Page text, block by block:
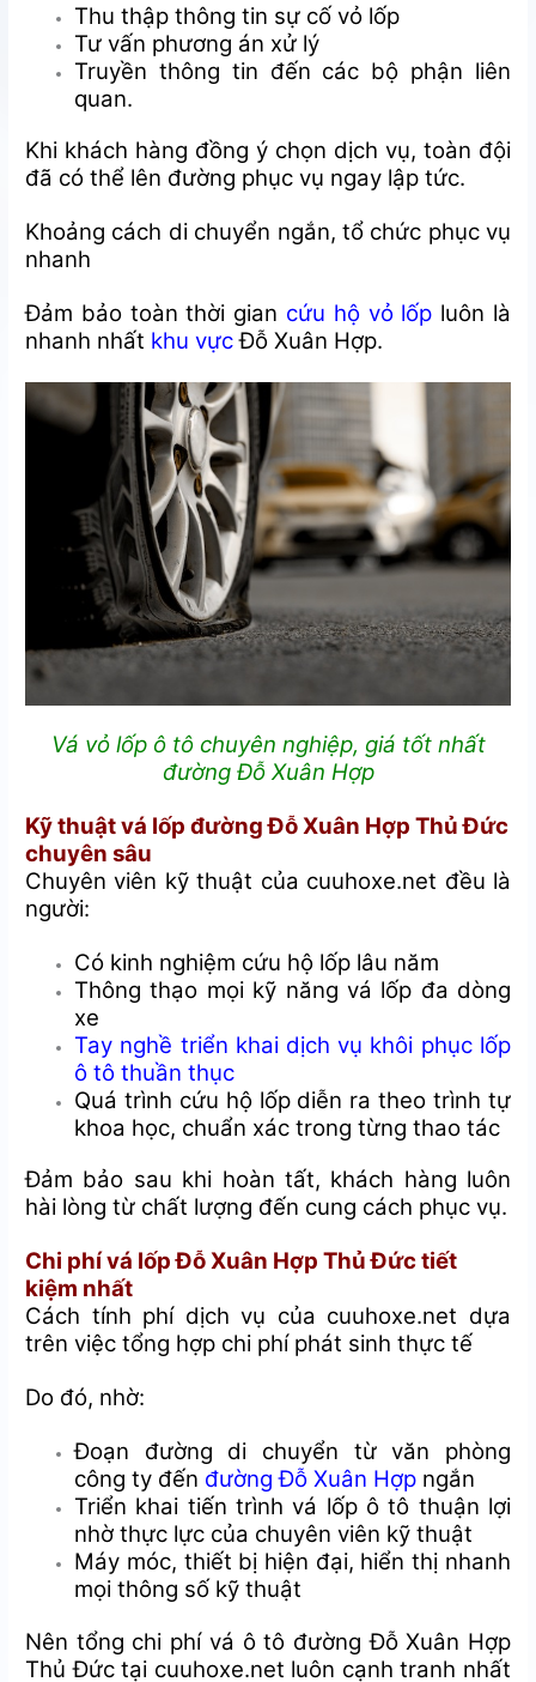
Thu thập thông tin sự cố vỏ lốp
Tư vấn phương án xử lý
Truyền thông tin đến các bộ phận liên
quan.
Khi khách hàng đồng ý chọn dịch vụ, toàn đội
đã có thể lên đường phục vụ ngay lập tức.
Khoảng cách di chuyển ngắn, tổ chức phục vụ
nhanh
Đảm bảo toàn thời gian cứu hộ vỏ lốp luôn là
nhanh nhất khu vực Đỗ Xuân Hợp.
Vá vỏ lốp ô tô chuyên nghiệp, giá tốt nhất
đường Đỗ Xuân Hợp
Kỹ thuật vá lốp đường Đỗ Xuân Hợp Thủ Đức
chuyên sâu
Chuyên viên kỹ thuật của cuuhoxe.net đều là
người:
Có kinh nghiệm cứu hộ lốp lâu năm
Thông thạo mọi kỹ năng vá lốp đa dòng
xe
Tay nghề triển khai dịch vụ khôi phục lốp
ô tô thuần thục
Quá trình cứu hộ lốp diễn ra theo trình tự
khoa học, chuẩn xác trong từng thao tác
Đảm bảo sau khi hoàn tất, khách hàng luôn
hài lòng từ chất lượng đến cung cách phục vụ.
Chi phí vá lốp Đỗ Xuân Hợp Thủ Đức tiết
kiệm nhất
Cách tính phí dịch vụ của cuuhoxe.net dựa
trên việc tổng hợp chi phí phát sinh thực tế
Do đó, nhờ:
Đoạn đường di chuyển từ văn phòng
công ty đến đường Đỗ Xuân Hợp ngắn
Triển khai tiến trình vá lốp ô tô thuận lợi
nhờ thực lực của chuyên viên kỹ thuật
Máy móc, thiết bị hiện đại, hiển thị nhanh
mọi thông số kỹ thuật
Nên tổng chi phí vá ô tô đường Đỗ Xuân Hợp
Thủ Đức tại cuuhoxe.net luôn cạnh tranh nhất